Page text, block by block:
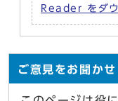
Reader をダウ
ご意見をお聞か